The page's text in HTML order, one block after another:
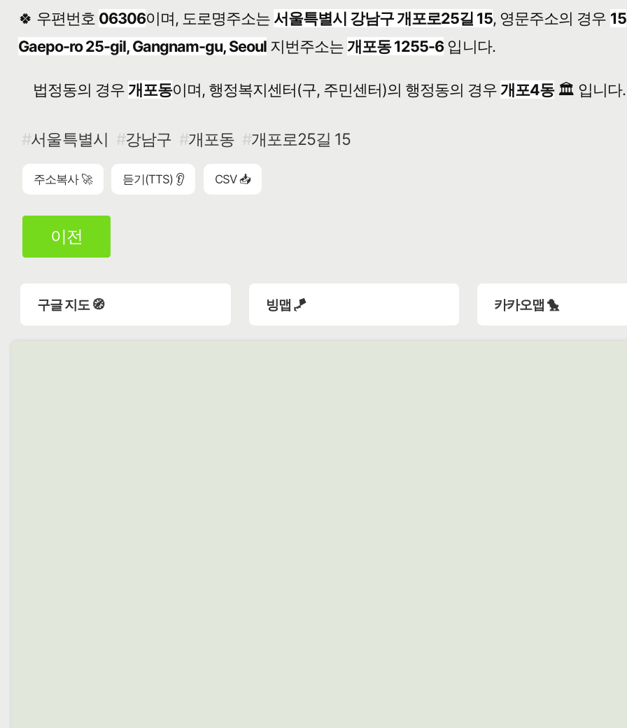
🍀 우편번호 06306이며, 도로명주소는 서울특별시 강남구 개포로25길 15, 영문주소의 경우 15
Gaepo-ro 25-gil, Gangnam-gu, Seoul 지번주소는개포동 1255-6입니다.
법정동의 경우개포동이며, 행정복지센터(구, 주민센터)의 행정동의 경우개포4동🏛️ 입니다.
서울특별시 강남구 개포동 개포로25길 15
주소복사 🚀 듣기(TTS) 👂 CSV 📥
이전
구글 지도 🧭 빙맵 🪁 카카오맵 🐤